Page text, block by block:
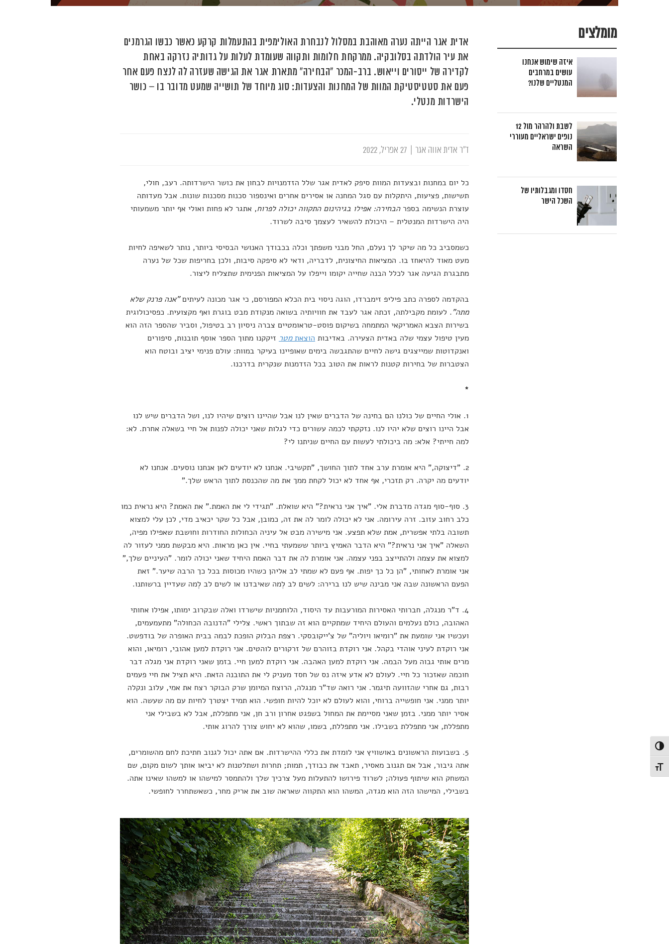
הפעל/כבה ניגודיות גבוהה
מתג גודל גופן
אדית אגר הייתה נערה מאוהבת במסלול לנבחרת האולימפית בהתעמלות קרקע כאשר כבשו הגרמנים
את עיר הולדתה בסלובקיה. ממרקחת חלומות ותקווה שעומדת לעלות על גדותיה נזרקה באחת
לקדירה של ייסורים וייאוש. ברב-המכר "הבחירה" מתארת אגר את הגישה שעזרה לה לנצח פעם אחר
פעם את סטטיסטיקת המוות של המחנות והצעדות: סוג מיוחד של תושייה שמעט מדובר בו – כושר
הישרדות מנטלי.
ד"ר אדית אווה אגר
כל יום במחנות ובצעדות המוות סיפק לאדית אגר שלל הזדמנויות לבחון את כושר הישרדותה. רעב, חולי,
תשישות, פציעות, היתקלות עם סגל המחנה או אסירים אחרים ואינספור סכנות מסכנות שונות. אבל מעדותה
עוצרת הנשימה בספרהבחירה: אפילו בגיהינום התקווה יכולה לפרוח, אתגר לא פחות ואולי אף יותר משמעותי
היה הישרדות המנטלית – היכולת להשאיר לעצמך סיבה לשרוד.
כשמסביב כל מה שיקר לך נעלם, החל מבני משפתך וכלה בכבודך האנושי הבסיסי ביותר, נותר לשאיפה לחיות
מעט מאוד להיאחז בו. המציאות החיצונית, לדבריה, ודאי לא סיפקה סיבות, ולכן בחריפות שכל של נערה
מתבגרת הגיעה אגר לכלל הבנה שחייה יקומו וייפלו על המציאות הפנימית שתצליח ליצור.
בהקדמה לספרה כתב פיליפ זימברדו, הוגה ניסוי בית הכלא המפורסם, כי אגר מכונה לעיתים"אנה פרנק שלא
מתה". לעומת מקבילתה, זכתה אגר לעבד את חוויותיה בשואה מנקודת מבט בוגרת ואף מקצועית. כפסיכולוגית
בשירות הצבא האמריקאי המתמחה בשיקום פוסט-טראומטיים צברה ניסיון רב בטיפול, וסביר שהספר הזה הוא
מעין טיפול עצמי שלה באדית הצעירה. באדיבות הוצאתמטר זיקקנו מתוך הספר אוסף תובנות, סיפורים
ואנקדוטות שמייצגים גישה לחיים שהתגבשה בימים שאופיינו בעיקר במוות: עולם פנימי יציב ובוטח הוא
הצטברות של בחירות קטנות לראות את הטוב בכל הזדמנות שנקרית בדרכנו.
*
1. אולי החיים של כולנו הם בחינה של הדברים שאין לנו אבל שהיינו רוצים שיהיו לנו, ושל הדברים שיש לנו
אבל היינו רוצים שלא יהיו לנו. נזקקתי לכמה עשורים כדי לגלות שאני יכולה לפנות אל חיי בשאלה אחרת. לא:
למה חייתי? אלא: מה ביכולתי לעשות עם החיים שניתנו לי?
2. "דיצוקה," היא אומרת ערב אחד לתוך החושך, "תקשיבי. אנחנו לא יודעים לאן אנחנו נוסעים. אנחנו לא
יודעים מה יקרה. רק תזכרי, אף אחד לא יכול לקחת ממך את מה שהכנסת לתוך הראש שלך."
3. סוף‑סוף מגדה מדברת אלי. "איך אני נראית?" היא שואלת. "תגידי לי את האמת." את האמת? היא נראית כמו
כלב רחוב עזוב. זרה עירומה. אני לא יכולה לומר לה את זה, כמובן, אבל כל שקר יכאיב מדי, לכן עלי למצוא
תשובה בלתי אפשרית, אמת שלא תפצע. אני מישירה מבט אל עיניה הכחולות החודרות וחושבת שאפילו מפיה,
השאלה "איך אני נראית?" היא הדבר האמיץ ביותר ששמעתי בחיי. אין כאן מראות. היא מבקשת ממני לעזור לה
למצוא את עצמה ולהתייצב בפני עצמה. אני אומרת לה את דבר האמת היחיד שאני יכולה לומר. "העיניים שלך,"
אני אומרת לאחותי, "הן כל כך יפות. אף פעם לא שמתי לב אליהן כשהיו מכוסות בכל כך הרבה שיער." זאת
הפעם הראשונה שבה אני מבינה שיש לנו ברירה: לשים לב לְמה שאיבדנו או לשים לב לְמה שעדיין ברשותנו.
4. ד"ר מנגלה, חברותי האסירות המורעבות עד היסוד, הלוחמניות שישרדו ואלה שבקרוב ימותו, אפילו אחותי
האהובה, כולם נעלמים והעולם היחיד שמתקיים הוא זה שבתוך ראשי. צלילי "הדנובה הכחולה" מתעמעמים,
ועכשיו אני שומעת את "רומיאו ויוליה" של צ'ייקובסקי. רצפת הבלוק הופכת לבמה בבית האופרה של בודפשט.
אני רוקדת לעיני אוהדי בקהל. אני רוקדת בזוהרם של זרקורים לוהטים. אני רוקדת למען אהובי, רומיאו, והוא
מרים אותי גבוה מעל הבמה. אני רוקדת למען האהבה. אני רוקדת למען חיי. בזמן שאני רוקדת אני מגלה דבר
חוכמה שאזכור כל חיי. לעולם לא אדע איזה נס של חסד מעניק לי את התובנה הזאת. היא תציל את חיי פעמים
רבות, גם אחרי שהזוועה תיגמר. אני רואה שד"ר מנגלה, הרוצח המיומן שרק הבוקר רצח את אמי, עלוב ונקלה
יותר ממני. אני חופשייה ברוחי, והוא לעולם לא יוכל להיות חופשי. הוא תמיד יצטרך לחיות עם מה שעשה. הוא
אסיר יותר ממני. בזמן שאני מסיימת את המחול בשפגט אחרון ורב חן, אני מתפללת, אבל לא בשבילי אני
מתפללת, אני מתפללת בשבילו. אני מתפללת, בשמו, שהוא לא יחוש צורך להרוג אותי.
5. בשבועות הראשונים באושוויץ אני לומדת את כללי ההישרדות. אם אתה יכול לגנוב חתיכת לחם מהשומרים,
אתה גיבור, אבל אם תגנוב מאסיר, תאבד את כבודך, תמות; תחרות ושתלטנות לא יביאו אותך לשום מקום, שם
המשחק הוא שיתוף פעולה; לשרוד פירושו להתעלות מעל צרכיך שלך ולהתמסר למישהו או למשהו שאינו אתה.
בשבילי, המישהו הזה הוא מגדה, המשהו הוא התקווה שאראה שוב את אריק מחר, כשאשתחרר לחופשי.
מומלצים
איזה שימוש אנחנו
עושים במרחבים
המנטליים שלנו?
לשבת ולהרהר מול 12
נופים ישראליים מעוררי
השראה
חסדו ומגבלותיו של
השכל הישר